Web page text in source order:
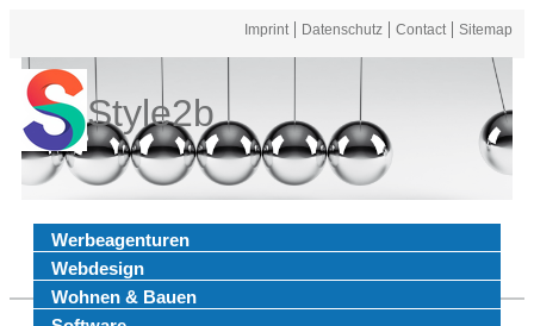
Imprint Datenschutz Contact Sitemap
Style2b
Werbeagenturen
Webdesign
Wohnen & Bauen